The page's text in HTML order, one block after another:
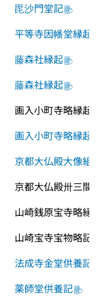
毘沙門堂記
平等寺因幡堂縁起
藤森社縁起
藤森社縁起
画入小町寺略縁起
画入小町寺略縁起
京都大仏殿大像組
京都大仏殿卅三間
山崎銭原宝寺略縁
山崎宝寺宝物略記
法成寺金堂供養記
薬師堂供養記